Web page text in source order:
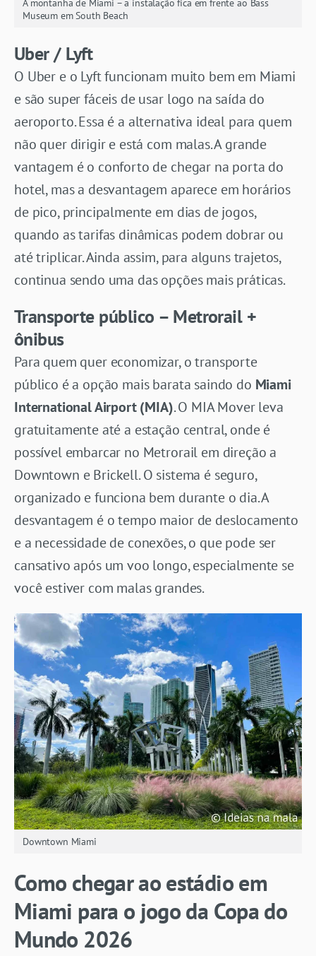
A montanha de Miami – a instalação fica em frente ao Bass
Museum em South Beach
Uber / Lyft
O Uber e o Lyft funcionam muito bem em Miami
e são super fáceis de usar logo na saída do
aeroporto. Essa é a alternativa ideal para quem
não quer dirigir e está com malas. A grande
vantagem é o conforto de chegar na porta do
hotel, mas a desvantagem aparece em horários
de pico, principalmente em dias de jogos,
quando as tarifas dinâmicas podem dobrar ou
até triplicar. Ainda assim, para alguns trajetos,
continua sendo uma das opções mais práticas.
Transporte público – Metrorail +
ônibus
Para quem quer economizar, o transporte
público é a opção mais barata saindo do Miami
International Airport (MIA). O MIA Mover leva
gratuitamente até a estação central, onde é
possível embarcar no Metrorail em direção a
Downtown e Brickell. O sistema é seguro,
organizado e funciona bem durante o dia. A
desvantagem é o tempo maior de deslocamento
e a necessidade de conexões, o que pode ser
cansativo após um voo longo, especialmente se
você estiver com malas grandes.
Downtown Miami
Como chegar ao estádio em
Miami para o jogo da Copa do
Mundo 2026